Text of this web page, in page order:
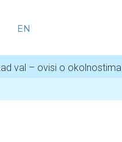
EN
val – ovisi o okolnostima